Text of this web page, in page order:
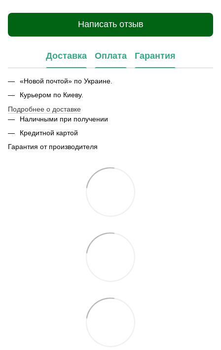
Написать отзыв
Доставка Оплата Гарантия
«Новой почтой» по Украине.
Курьером по Киеву.
Подробнее о доставке
Наличными при получении
Кредитной картой
Гарантия от производителя